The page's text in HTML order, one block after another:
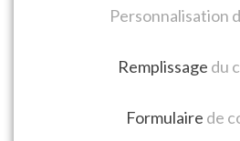
Personnalisation
Remplissage du
Formulaire de